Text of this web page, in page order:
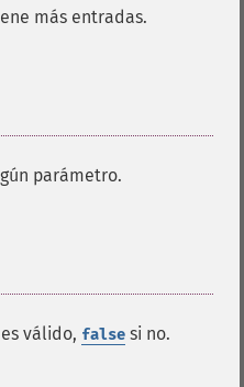
más entradas.
parámetro.
válido, false si no.